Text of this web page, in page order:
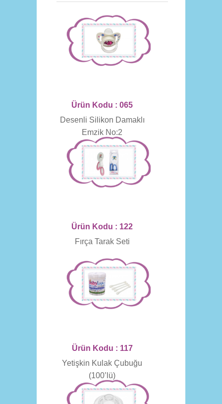
Ürün Kodu : 065
Desenli Silikon Damaklı
Emzik No:2
Ürün Kodu : 122
Fırça Tarak Seti
Ürün Kodu : 117
Yetişkin Kulak Çubuğu
(100’lü)